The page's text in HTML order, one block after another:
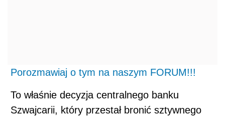
Porozmawiaj o tym na naszym FORUM!!!
To właśnie decyzja centralnego banku
Szwajcarii, który przestał bronić sztywnego